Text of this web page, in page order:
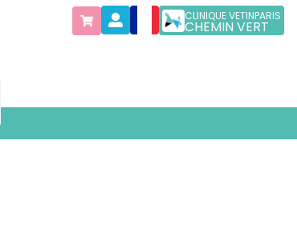
CLINIQUE VETINPARIS
CHEMIN VERT